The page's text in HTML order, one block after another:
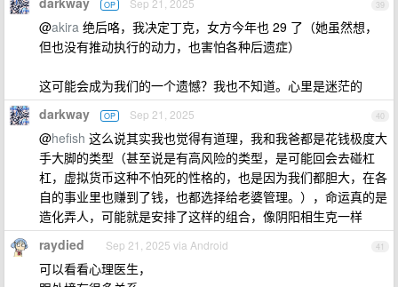
39
OP Sep 21, 2025
@akira 绝后咯，我决定丁克，女方今年也 29 了（她虽然想，
但也没有推动执行的动力，也害怕各种后遗症）
这可能会成为我们的一个遗憾？我也不知道。心里是迷茫的
40
darkway OP Sep 21, 2025
@hefish 这么说其实我也觉得有道理，我和我爸都是花钱极度大
手大脚的类型（甚至说是有高风险的类型，是可能回会去碰杠
杠，虚拟货币这种不怕死的性格的，也是因为我们都胆大，在各
自的事业里也赚到了钱，也都选择给老婆管理。），命运真的是
造化弄人，可能就是安排了这样的组合，像阴阳相生克一样
41
raydied Sep 21, 2025 via Android
可以看看心理医生，